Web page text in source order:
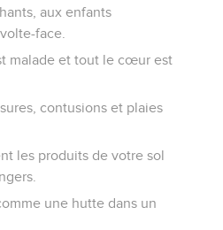
aux enfants
face.
malade et tout le cœur est
contusions et plaies
les produits de votre sol
une hutte dans un